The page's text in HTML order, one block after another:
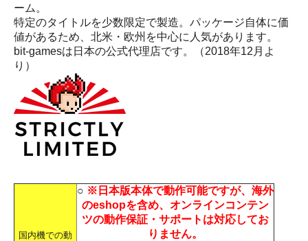
ーム。
特定のタイトルを少数限定で製造。パッケージ自体に価
値があるため、北米・欧州を中心に人気があります。
bit-gamesは日本の公式代理店です。（2018年12月よ
り）
国内機での動
○ ※日本版本体で動作可能ですが、海外
のeshopを含め、オンラインコンテン
ツの動作保証・サポートは対応してお
りません。